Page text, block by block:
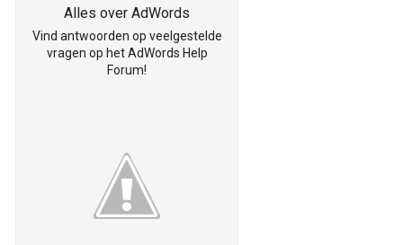
Alles over AdWords
Vind antwoorden op veelgestelde
vragen op het AdWords Help
Forum!